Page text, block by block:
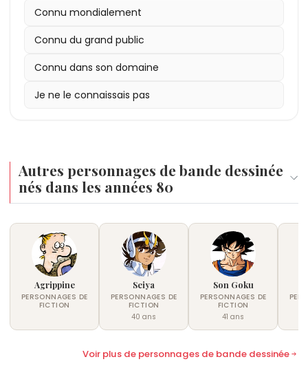
Connu mondialement
Connu du grand public
Connu dans son domaine
Je ne le connaissais pas
Autres personnages de bande dessinée
nés dans les années 80
Agrippine
PERSONNAGES DE
FICTION
Seiya
PERSONNAGES DE
FICTION
40 ans
Son Goku
PERSONNAGES DE
FICTION
41 ans
Voir plus de personnages de bande dessinée